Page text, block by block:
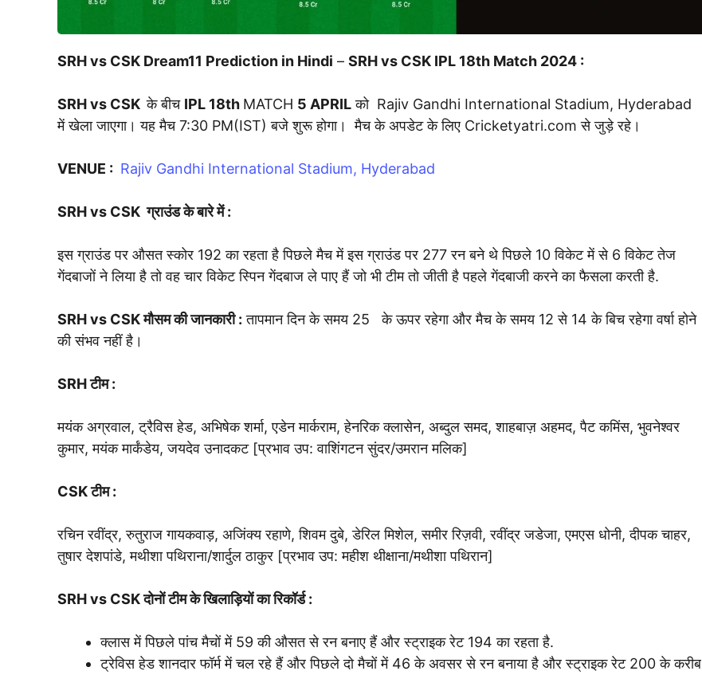
SRH vs CSK Dream11 Prediction in Hindi – SRH vs CSK IPL 18th Match 2024 :
SRH vs CSK के बीच IPL 18th MATCH 5 APRILको Rajiv Gandhi International Stadium, Hyderabad
में खेला जाएगा। यह मैच 7:30 PM(IST) बजे शुरू होगा। मैच के अपडेट के लिए Cricketyatri.com से जुड़े रहे।
VENUE : Rajiv Gandhi International Stadium, Hyderabad
SRH vs CSKग्राउंड के बारे में :
इस ग्राउंड पर औसत स्कोर 192 का रहता है पिछले मैच में इस ग्राउंड पर 277 रन बने थे पिछले 10 विकेट में से 6 विकेट तेज
गेंदबाजों ने लिया है तो वह चार विकेट स्पिन गेंदबाज ले पाए हैं जो भी टीम तो जीती है पहले गेंदबाजी करने का फैसला करती है.
SRH vs CSKमौसम की जानकारी : तापमान दिन के समय 25 के ऊपर रहेगा और मैच के समय 12 से 14 के बिच रहेगा वर्षा होने
की संभव नहीं है।
SRH टीम :
मयंक अग्रवाल, ट्रैविस हेड, अभिषेक शर्मा, एडेन मार्कराम, हेनरिक क्लासेन, अब्दुल समद, शाहबाज़ अहमद, पैट कमिंस, भुवनेश्वर
कुमार, मयंक मार्कंडेय, जयदेव उनादकट [प्रभाव उप: वाशिंगटन सुंदर/उमरान मलिक]
CSK टीम:
रचिन रवींद्र, रुतुराज गायकवाड़, अजिंक्य रहाणे, शिवम दुबे, डेरिल मिशेल, समीर रिज़वी, रवींद्र जडेजा, एमएस धोनी, दीपक चाहर,
तुषार देशपांडे, मथीशा पथिराना/शार्दुल ठाकुर [प्रभाव उप: महीश थीक्षाना/मथीशा पथिरान]
SRH vs CSK दोनों टीम के खिलाड़ियों का रिकॉर्ड :
क्लास में पिछले पांच मैचों में 59 की औसत से रन बनाए हैं और स्ट्राइक रेट 194 का रहता है.
ट्रेविस हेड शानदार फॉर्म में चल रहे हैं और पिछले दो मैचों में 46 के अवसर से रन बनाया है और स्ट्राइक रेट 200 के करीब